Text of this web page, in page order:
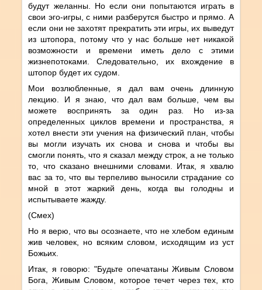
будут желанны. Но если они попытаются играть в
свои эго-игры, с ними разберутся быстро и прямо. А
если они не захотят прекратить эти игры, их выведут
из штопора, потому что у нас больше нет никакой
возможности и времени иметь дело с этими
жизнепотоками. Следовательно, их вхождение в
штопор будет их судом.
Мои возлюбленные, я дал вам очень длинную
лекцию. И я знаю, что дал вам больше, чем вы
можете воспринять за один раз. Но из-за
определенных циклов времени и пространства, я
хотел внести эти учения на физический план, чтобы
вы могли изучать их снова и снова и чтобы вы
смогли понять, что я сказал между строк, а не только
то, что сказано внешними словами. Итак, я хвалю
вас за то, что вы терпеливо выносили страдание со
мной в этот жаркий день, когда вы голодны и
испытываете жажду.
(Смех)
Но я верю, что вы осознаете, что не хлебом единым
жив человек, но всяким словом, исходящим из уст
Божьих.
Итак, я говорю: "Будьте опечатаны Живым Словом
Бога, Живым Словом, которое течет через тех, кто